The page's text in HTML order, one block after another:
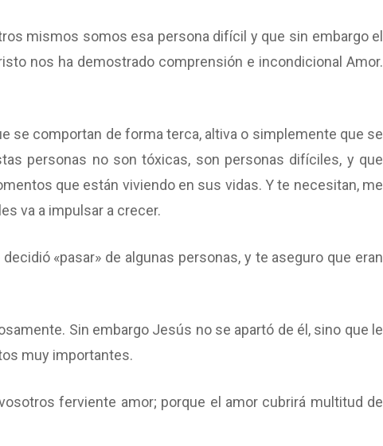
mismos somos esa persona difícil y que sin embargo el
nos ha demostrado comprensión e incondicional Amor.
se comportan de forma terca, altiva o simplemente que se
personas no son tóxicas, son personas difíciles, y que
que están viviendo en sus vidas. Y te necesitan, me
va a impulsar a crecer.
«pasar» de algunas personas, y te aseguro que eran
Sin embargo Jesús no se apartó de él, sino que le
muy importantes.
ferviente amor; porque el amor cubrirá multitud de